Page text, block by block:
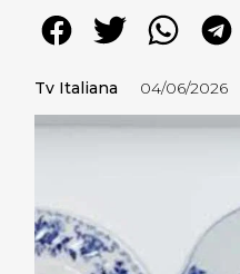
Tv Italiana 04/06/2026